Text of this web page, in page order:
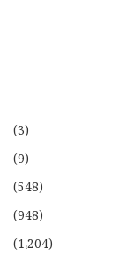
(3)
(9)
(548)
(948)
(1،204)